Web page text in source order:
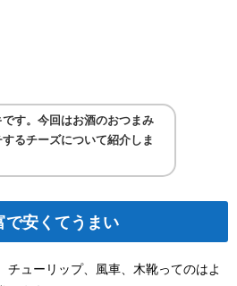
です。今回はお酒のおつまみ
るチーズについて紹介しま
で安くてうまい
チューリップ、風車、木靴ってのはよ